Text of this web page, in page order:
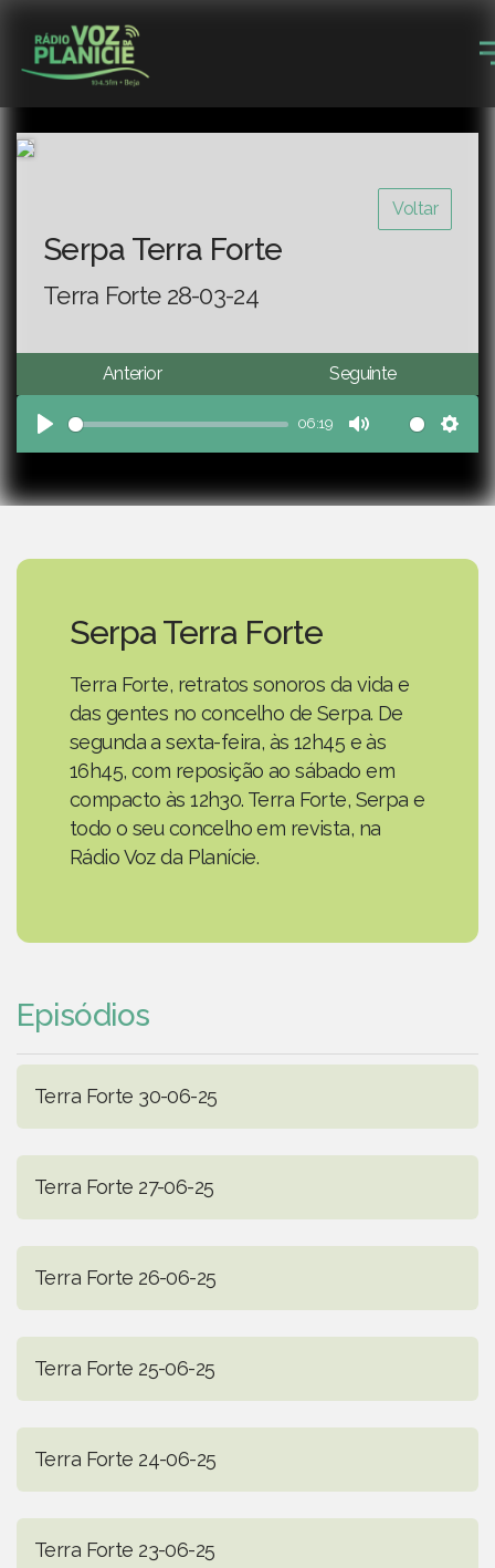
Voltar
Serpa Terra Forte
Terra Forte 28-03-24
Anterior Seguinte
Play
06:19
Mute
Serpa Terra Forte
Terra Forte, retratos sonoros da vida e
das gentes no concelho de Serpa. De
segunda a sexta-feira, às 12h45 e às
16h45, com reposição ao sábado em
compacto às 12h30. Terra Forte, Serpa e
todo o seu concelho em revista, na
Rádio Voz da Planície.
Episódios
Terra Forte 30-06-25
Terra Forte 27-06-25
Terra Forte 26-06-25
Terra Forte 25-06-25
Terra Forte 24-06-25
Terra Forte 23-06-25